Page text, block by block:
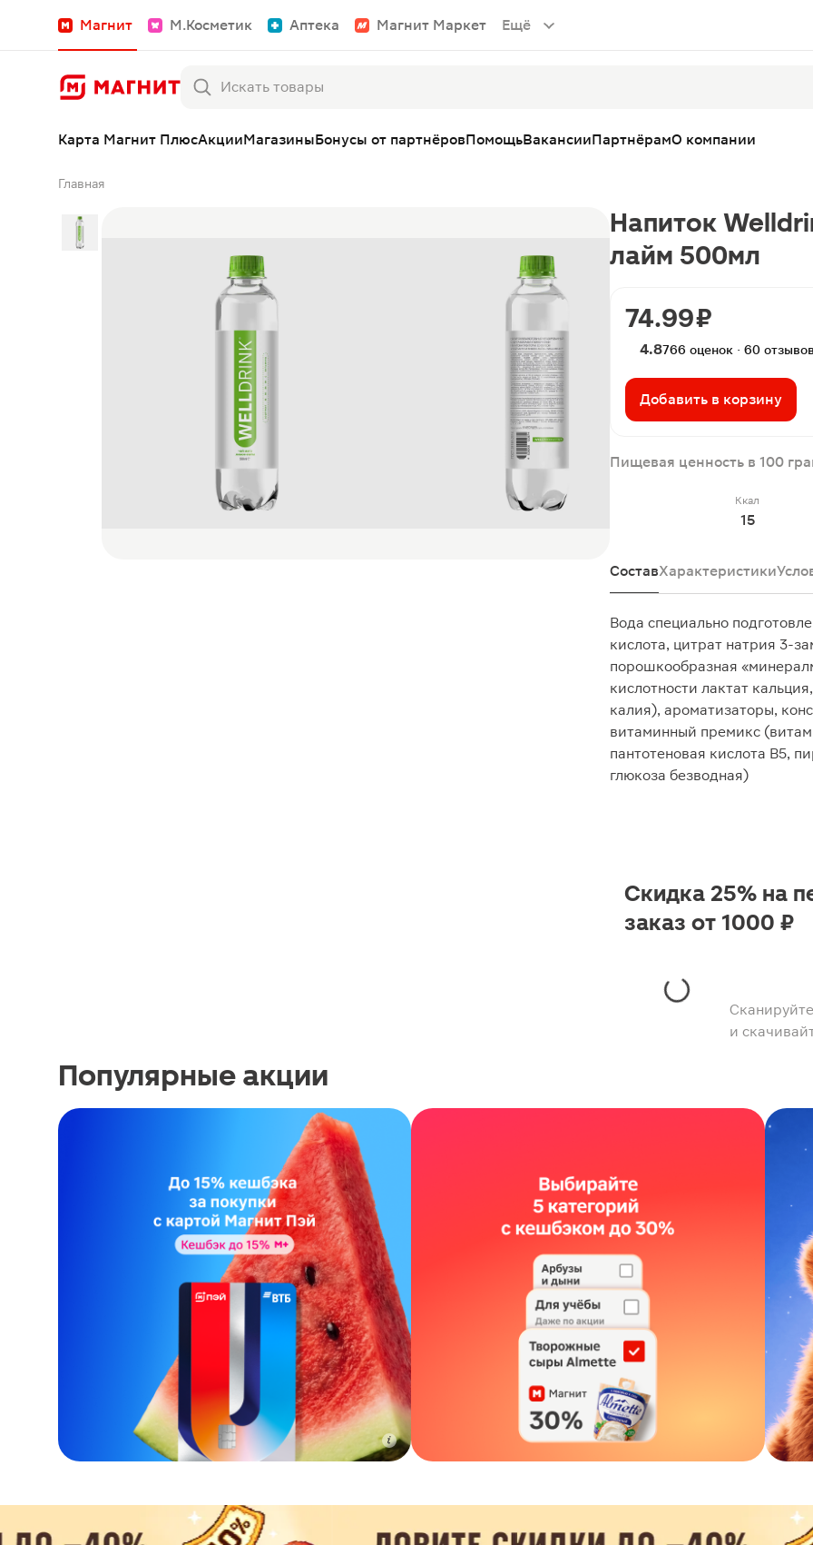
Магнит М.Косметик Аптека Магнит Маркет Ещё
Карта Магнит ПлюсАкцииМагазиныБонусы от партнёровПомощьВакансииПартнёрамО компании
Главная
Напиток
лайм 500мл
74.99 ₽
4.8766 оценок · 60
Добавить в корзину
Пищевая ценность в 100
Ккал
15
СоставХарактеристики
Вода специально
кислота, цитрат натрия 3-
порошкообразная
кислотности лактат
калия), ароматизаторы,
витаминный премикс
пантотеновая кислота В5,
глюкоза безводная)
и
Скидка 25% на
заказ от 1000 ₽
Популярные акции